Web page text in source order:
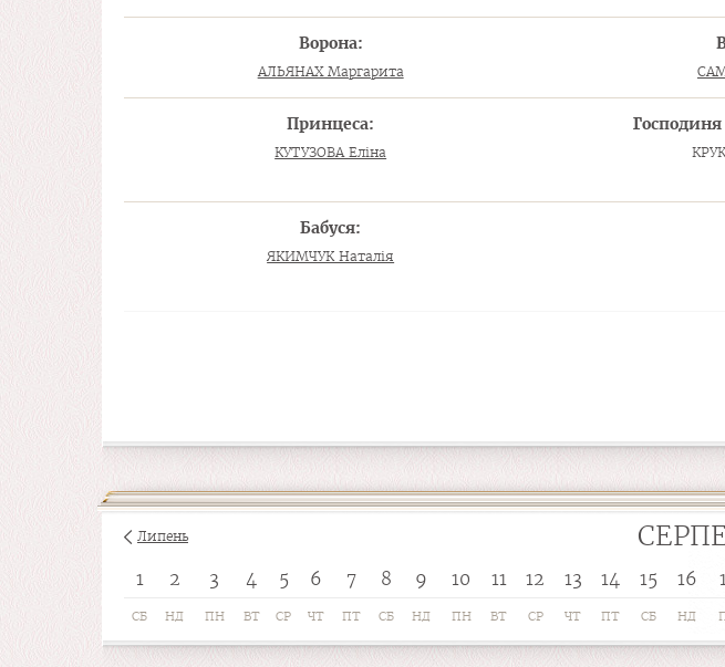
Ворона:
АЛЬЯНАХ Маргарита
Принцеса:
КУТУЗОВА Еліна
Господиня
Бабуся:
ЯКИМЧУК Наталія
Липень
1 2 3 4 5 6 7 8 9 10 11 12 13 14 15 16
СБ НД ПН ВТ СР ЧТ ПТ СБ НД ПН ВТ СР ЧТ ПТ СБ НД